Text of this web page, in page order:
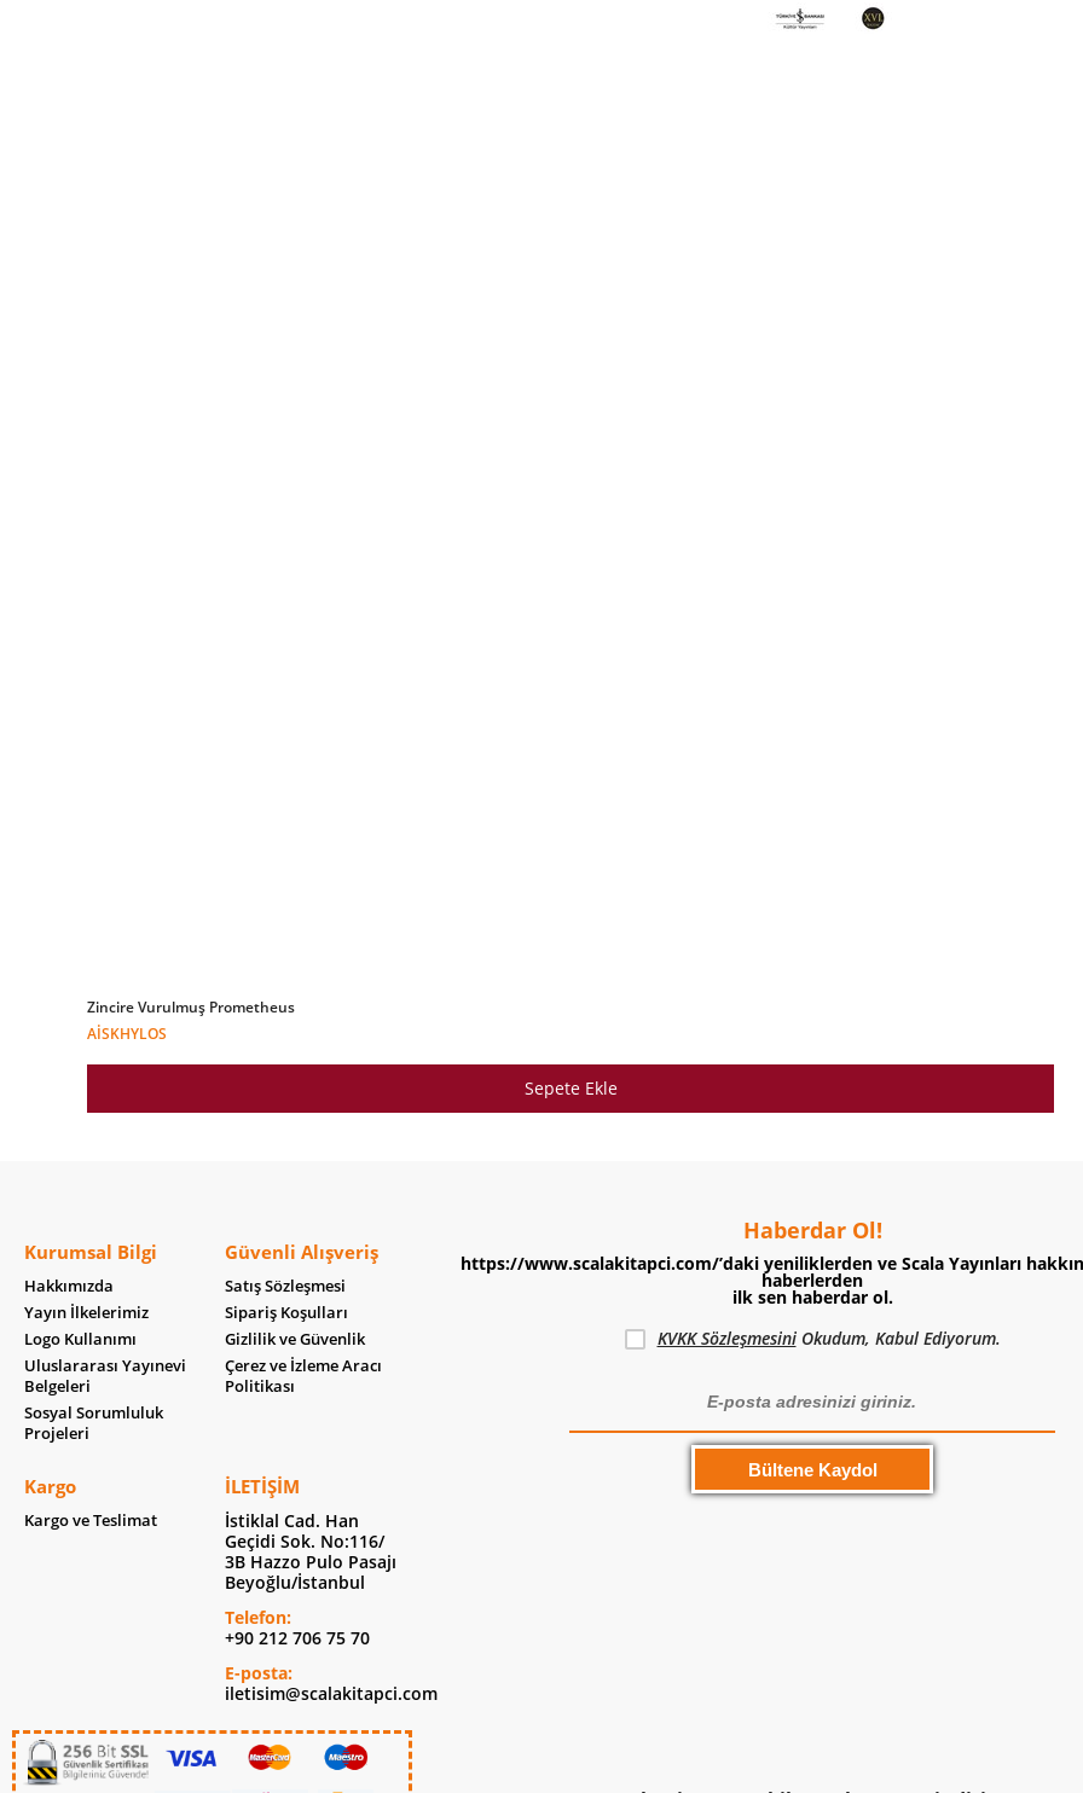
Zincire Vurulmuş Prometheus
AISKHYLOS
Sepete Ekle
Kurumsal Bilgi
Hakkımızda
Yayın İlkelerimiz
Logo Kullanımı
Uluslararası Yayınevi
Belgeleri
Sosyal Sorumluluk
Projeleri
Güvenli Alışveriş
Satış Sözleşmesi
Sipariş Koşulları
Gizlilik ve Güvenlik
Çerez ve İzleme Aracı
Politikası
Kargo
Kargo ve Teslimat
İLETIŞIM
İstiklal Cad. Han
Geçidi Sok. No:116/
3B Hazzo Pulo Pasajı
Beyoğlu/İstanbul
Telefon:
+90 212 706 75 70
E-posta:
iletisim@scalakitapci.com
Haberdar Ol!
https://www.scalakitapci.com/’daki yeniliklerden ve Scala Yayınları
haberlerden
ilk sen haberdar ol.
KVKK SözleşmesiniOkudum, Kabul Ediyorum.